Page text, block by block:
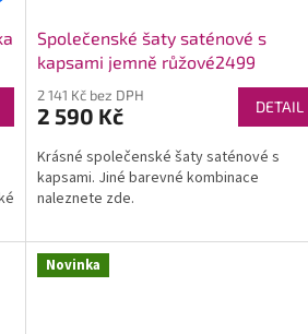
Společenské šaty saténové s
kapsami jemně růžové2499
2 141 Kč bez DPH
2 590 Kč DETAIL
Krásné společenské šaty saténové s
kapsami. Jiné barevné kombinace
naleznete zde.
Novinka